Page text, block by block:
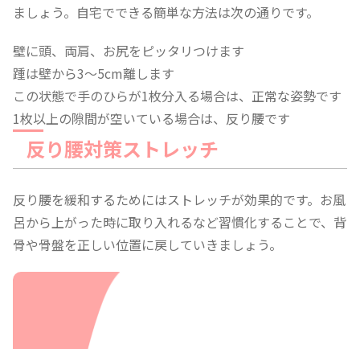
ましょう。自宅でできる簡単な方法は次の通りです。
壁に頭、両肩、お尻をピッタリつけます
踵は壁から3〜5cm離します
この状態で手のひらが1枚分入る場合は、正常な姿勢です
1枚以上の隙間が空いている場合は、反り腰です
反り腰対策ストレッチ
反り腰を緩和するためにはストレッチが効果的です。お風
呂から上がった時に取り入れるなど習慣化することで、背
骨や骨盤を正しい位置に戻していきましょう。